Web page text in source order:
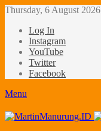
Thursday, 6 August 2026
Log In
Instagram
YouTube
Twitter
Facebook
Menu